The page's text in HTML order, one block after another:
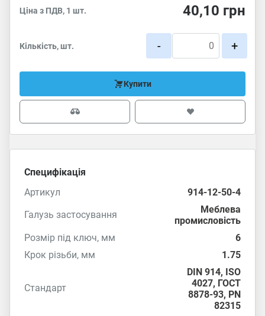
Ціна з ПДВ, 1 шт. 40,10 грн
Кількість, шт. - +
Купити
Специфікація
Артикул
914-12-50-4
Галузь застосування
Меблева
промисловість
Розмір під ключ, мм
6
Крок різьби, мм
1.75
Стандарт
DIN 914, ISO
4027, ГОСТ
8878-93, PN
82315